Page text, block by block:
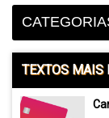
TEXTOS MAIS